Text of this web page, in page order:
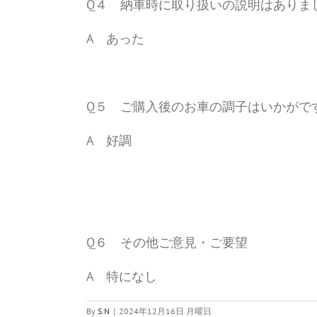
Q４ 納車時に取り扱いの説明はありま
A あった
Q５ ご購入後のお車の調子はいかがで
A 好調
Q６ その他ご意見・ご要望
A 特になし
By S.N | 2024年12月16日 月曜日